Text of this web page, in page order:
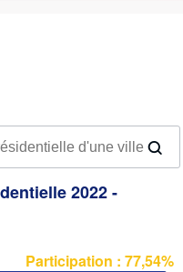
2022 -
Participation : 77,54%